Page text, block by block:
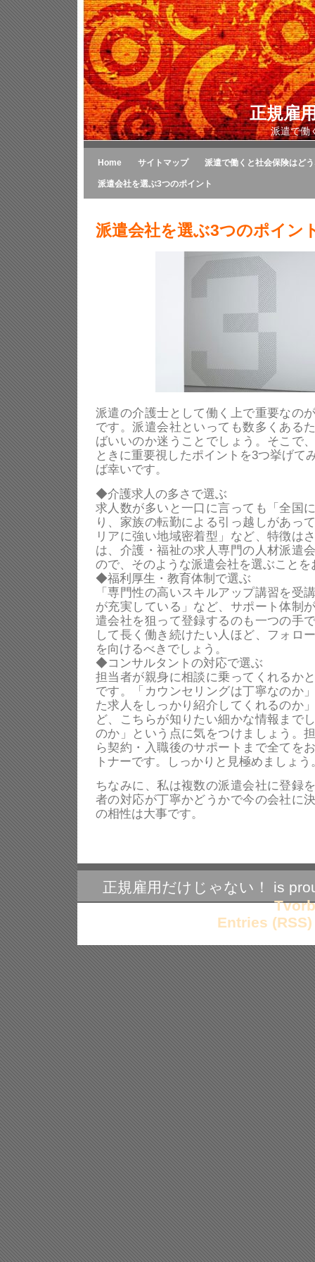
正規雇
派遣で働
Home サイトマップ 派遣で働くと社会保険はど
派遣会社を選ぶ3つのポイント
派遣会社を選ぶ3つのポイン
派遣の介護士として働く上で重要なの
です。派遣会社といっても数多くある
ばいいのか迷うことでしょう。そこで
ときに重要視したポイントを3つ挙げて
ば幸いです。
◆介護求人の多さで選ぶ
求人数が多いと一口に言っても「全国
り、家族の転勤による引っ越しがあっ
リアに強い地域密着型」など、特徴は
は、介護・福祉の求人専門の人材派遣
ので、そのような派遣会社を選ぶこと
◆福利厚生・教育体制で選ぶ
「専門性の高いスキルアップ講習を受
が充実している」など、サポート体制
遣会社を狙って登録するのも一つの手
して長く働き続けたい人ほど、フォロ
を向けるべきでしょう。
◆コンサルタントの対応で選ぶ
担当者が親身に相談に乗ってくれるか
です。「カウンセリングは丁寧なのか
た求人をしっかり紹介してくれるのか
ど、こちらが知りたい細かな情報まで
のか」という点に気をつけましょう。
ら契約・入職後のサポートまで全てを
トナーです。しっかりと見極めましょう
ちなみに、私は複数の派遣会社に登録
者の対応が丁寧かどうかで今の会社に
の相性は大事です。
正規雇用だけじゃない！ is
Entries (RSS)